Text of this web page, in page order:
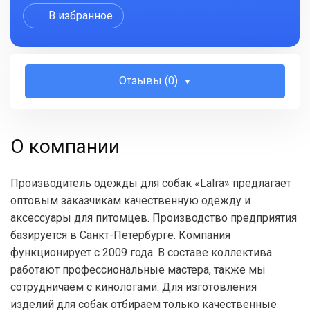
В избранное
Отзывы (0)
О компании
Производитель одежды для собак «LaIra» предлагает
оптовым заказчикам качественную одежду и
аксессуары для питомцев. Производство предприятия
базируется в Санкт-Петербурге. Компания
функционирует с 2009 года. В составе коллектива
работают профессиональные мастера, также мы
сотрудничаем с кинологами. Для изготовления
изделий для собак отбираем только качественные